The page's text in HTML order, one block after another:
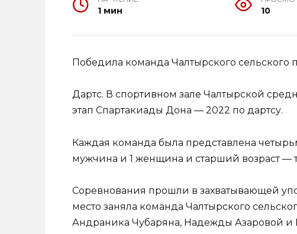
1 мин 10
Победила команда Чалтырского сельского
Дартс. В спортивном зале Чалтырской
этап Спартакиады Дона — 2022 по дартсу.
Каждая команда была представлена
мужчина и 1 женщина и старший возраст —
Соревнования прошли в захватывающей
место заняла команда Чалтырского
Андраника Чубаряна, Надежды Азаровой и